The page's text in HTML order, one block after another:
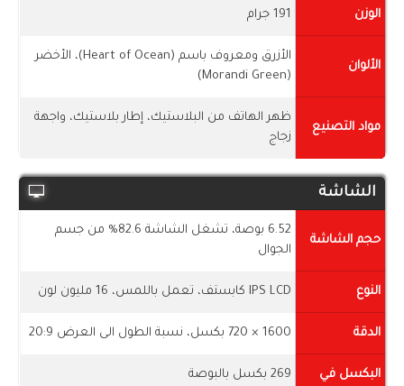
الوزن 191 جرام
الألوان
الأزرق ومعروف باسم (Heart of Ocean)، الأخضر
(Morandi Green)
مواد التصنيع
ظهر الهاتف من البلاستيك، إطار بلاستيك، واجهة
زجاج
الشاشة
حجم الشاشة
6.52 بوصة، تشغل الشاشة 82.6% من جسم
الجوال
النوع IPS LCD كابستف، تعمل باللمس، 16 مليون لون
الدقة 1600 × 720 بكسل، نسبة الطول الى العرض 20:9
البكسل في
269 بكسل بالبوصة